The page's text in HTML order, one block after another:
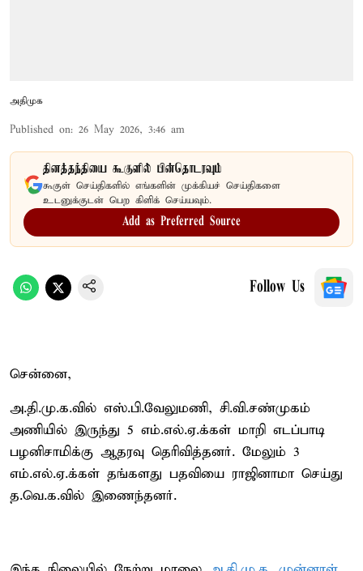
அதிமுக
Published on: 26 May 2026, 3:46 am
தினத்தந்தியை கூகுளில் பின்தொடரவும்
கூகுள் செய்திகளில் எங்களின் முக்கியச் செய்திகளை
உடனுக்குடன் பெற கிளிக் செய்யவும்.
Add as Preferred Source
Follow Us
சென்னை,
அ.தி.மு.க.வில் எஸ்.பி.வேலுமணி, சி.வி.சண்முகம்
அணியில் இருந்து 5 எம்.எல்.ஏ.க்கள் மாறி எடப்பாடி
பழனிசாமிக்கு ஆதரவு தெரிவித்தனர். மேலும் 3
எம்.எல்.ஏ.க்கள் தங்களது பதவியை ராஜினாமா செய்து
த.வெ.க.வில் இணைந்தனர்.